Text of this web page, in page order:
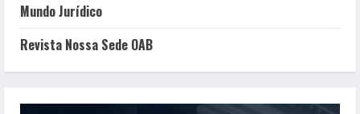
Mundo Jurídico
Revista Nossa Sede OAB